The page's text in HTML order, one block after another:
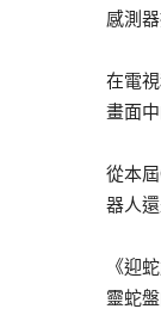
感測
在電
畫面
從本
器人
《迎
靈蛇